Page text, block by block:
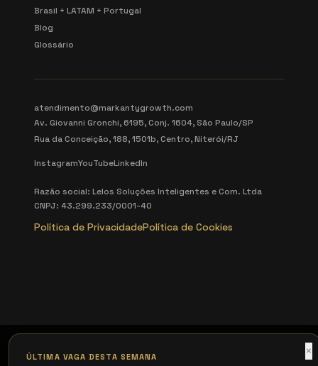
Brasil + LATAM + Portugal
Blog
Glossário
atendimento@markantygrowth.com
Av. Giovanni Gronchi, 6195, Conj. 1604, São Paulo/SP
Rua da Conceição, 188, 1501b, Centro, Niterói/RJ
InstagramYouTubeLinkedIn
Razão social: Lelos Soluções Inteligentes e Com. Ltda
CNPJ: 43.299.233/0001-40
Política de PrivacidadePolítica de Cookies
×
ÚLTIMA VAGA DESTA SEMANA